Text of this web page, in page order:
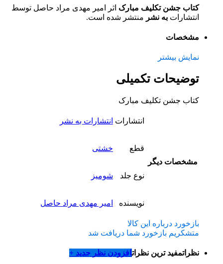
کتاب جشن تکلیف مبارک اثر امیر مهدی مراد حاصل توسط
انتشارات به نشر منتشر شده است.
مشخصات
نمایش بیشتر
توضیحات تکمیلی
کتاب جشن تکلیف مبارک
مشخصات دیگر
انتشارات انتشارات به نشر
قطع خشتی
نوع جلد شومیز
نویسنده امیر مهدی مراد حاصل
بازخورد درباره این کالا
متشکریم بازخورد شما دریافت شد
نظراتمفید ترین نظراتافزودن نظر جدید +